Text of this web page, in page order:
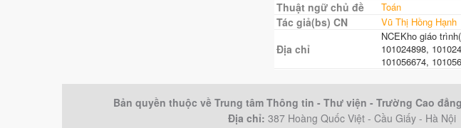
Thuật ngữ chủ đề Toán
Tác giả(bs) CN Vũ Thị Hồng Hạnh
Địa chỉ
NCEKho giáo
101024898,
101056674,
Bản quyền thuộc về Trung tâm Thông tin - Thư viện - Trường Cao
Địa chỉ: 387 Hoàng Quốc Việt - Cầu Giấy - Hà Nội